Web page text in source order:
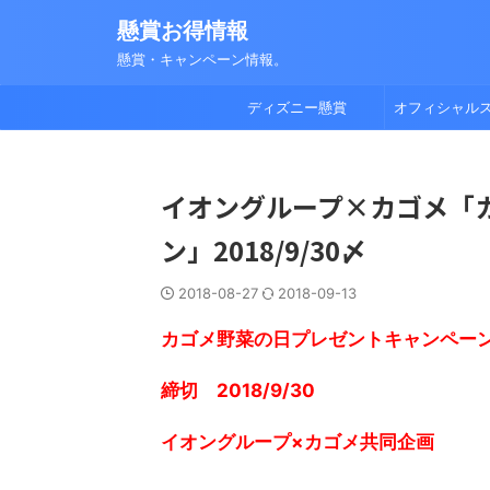
懸賞お得情報
懸賞・キャンペーン情報。
ディズニー懸賞 オフィシャル
イオングループ×カゴメ「
ン」2018/9/30〆
2018-08-27 2018-09-13
カゴメ野菜の日プレゼントキャンペー
締切 2018/9/30
イオングループ×カゴメ共同企画